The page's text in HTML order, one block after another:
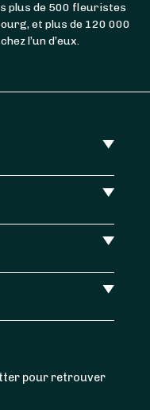
plus de 500 fleuristes
et plus de 120 000
l’un d’eux.
pour retrouver